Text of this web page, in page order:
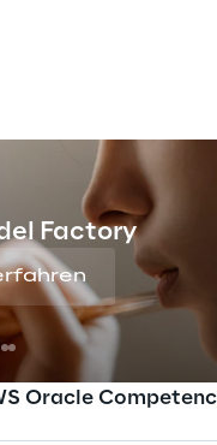
Factory
Machine
Data & Analytics
SaaS Competency
Oracle